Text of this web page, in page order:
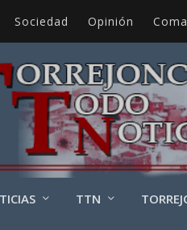
Sociedad Opinión
TTN